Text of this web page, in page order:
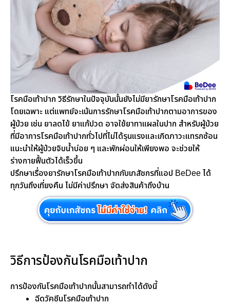
โรคมือเท้าปาก วิธีรักษาในปัจจุบันนั้นยังไม่มียารักษาโรคมือเท้าปาก
โดยเฉพาะ แต่แพทย์จะเน้นการรักษาโรคมือเท้าปากตามอาการของ
ผู้ป่วย เช่น ยาลดไข้ ยาแก้ปวด อาจใช้ยาทาแผลในปาก สำหรับผู้ป่วย
ที่มีอาการโรคมือเท้าปากทั่วไปที่ไม่ได้รุนแรงและเกิดภาวะแทรกซ้อน
แนะนำให้ผู้ป่วยจิบน้ำบ่อย ๆ และพักผ่อนให้เพียงพอ จะช่วยให้
ร่างกายฟื้นตัวได้เร็วขึ้น
ปรึกษาเรื่องยารักษาโรคมือเท้าปากกับเภสัชกรที่แอป BeDee ได้
ทุกวันถึงเที่ยงคืน ไม่มีค่าปรึกษา จัดส่งสินค้าถึงบ้าน
วิธีการป้องกันโรคมือเท้าปาก
การป้องกันโรคมือเท้าปากนั้นสามารถทำได้ดังนี้
ฉีดวัคซีนโรคมือเท้าปาก